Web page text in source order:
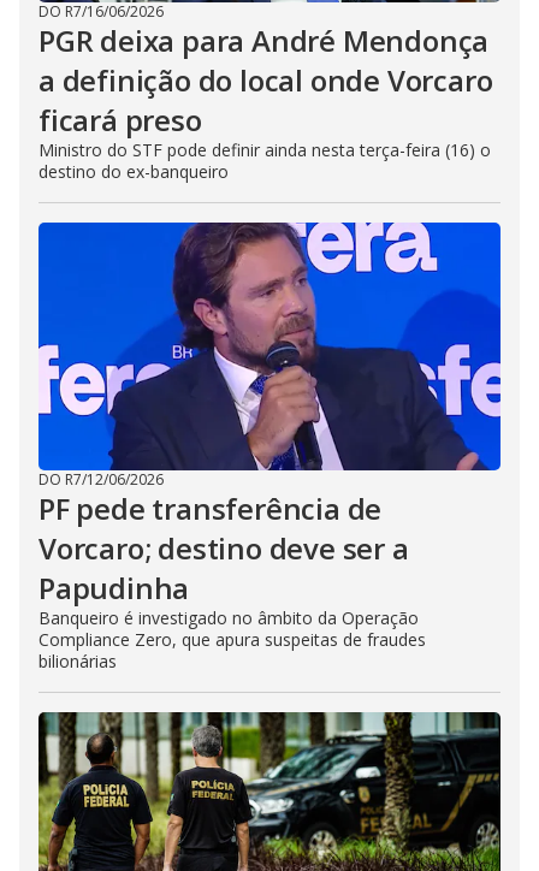
DO R7/16/06/2026
PGR deixa para André Mendonça
a definição do local onde Vorcaro
ficará preso
Ministro do STF pode definir ainda nesta terça-feira (16) o
destino do ex-banqueiro
DO R7/12/06/2026
PF pede transferência de
Vorcaro; destino deve ser a
Papudinha
Banqueiro é investigado no âmbito da Operação
Compliance Zero, que apura suspeitas de fraudes
bilionárias